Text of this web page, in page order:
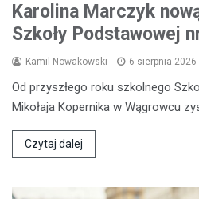
Karolina Marczyk
Szkoły Podstawowej
Kamil Nowakowski 6 sierpnia 2026
Od przyszłego roku szkolnego
Mikołaja Kopernika w Wągrowcu
Czytaj dalej